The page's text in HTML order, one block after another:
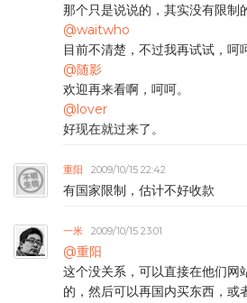
那个只是说说的，其实没有限制
@waitwho
目前不清楚，不过我再试试，呵
@随影
欢迎再来看啊，呵呵。
@lover
好现在就过来了。
重阳 2009/10/15 22:42
有国家限制，估计不好收款
一米 2009/10/15 23:01
@重阳
这个没关系，可以直接在他们网
的，然后可以再国内买东西，